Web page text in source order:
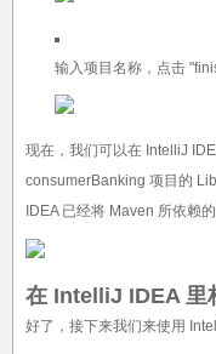
输入项目名称，点击
现在，我们可以在 IntelliJ
consumerBanking 项目的
IDEA 已经将 Maven 所依赖
在 IntelliJ IDEA 里
好了，接下来我们来使用